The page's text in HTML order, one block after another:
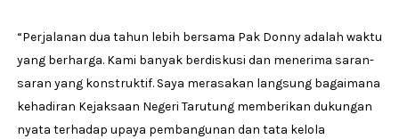
“Perjalanan dua tahun lebih bersama Pak Donny adalah waktu
yang berharga. Kami banyak berdiskusi dan menerima saran-
saran yang konstruktif. Saya merasakan langsung bagaimana
kehadiran Kejaksaan Negeri Tarutung memberikan dukungan
nyata terhadap upaya pembangunan dan tata kelola